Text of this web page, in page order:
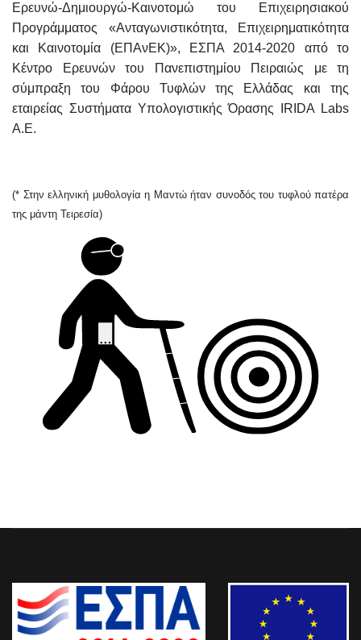
Ερευνώ-Δημιουργώ-Καινοτομώ του Επιχειρησιακού
Προγράμματος «Ανταγωνιστικότητα, Επιχειρηματικότητα
και Καινοτομία (ΕΠΑνΕΚ)», ΕΣΠΑ 2014-2020 από το
Κέντρο Ερευνών του Πανεπιστημίου Πειραιώς με τη
σύμπραξη του Φάρου Τυφλών της Ελλάδας και της
εταιρείας Συστήματα Υπολογιστικής Όρασης IRIDA Labs
A.E.
(* Στην ελληνική μυθολογία η Μαντώ ήταν συνοδός του τυφλού πατέρα
της μάντη Τειρεσία)